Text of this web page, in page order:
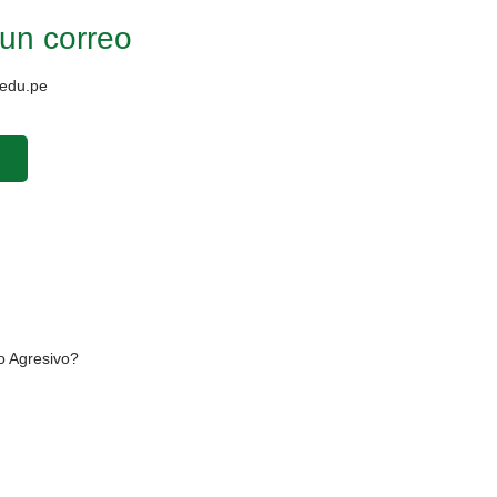
correo
Agresivo?